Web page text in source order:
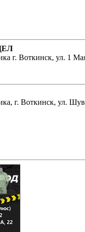
г. Воткинск, ул. 1
г. Воткинск, ул.